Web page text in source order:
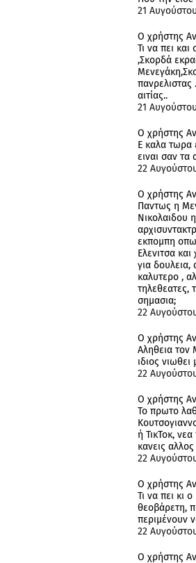
21
Ο χρήστης
Τι να πει
,Σκορδά
πανρελιστας
αιτίας..
21
Ο χρήστης
Ε καλα τωρα
ειναι σαν
22
Ο χρήστης
Παντως η
Νικολαιδου
εκπομπη
Ελενιτσα
για δουλεια,
καλυτερο ,
τηλεθεατες,
σημασια;
22
Ο χρήστης
Αληθεια τον
ιδιος
22
Ο χρήστης
Το πρωτο
ή ΤικΤοκ,
κανεις
22
Ο χρήστης
Τι να πει κι
θεοβάρετη,
περιμένουν
22
Ο χρήστης